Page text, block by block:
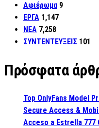
Αφιέρωμα 9
ΕΡΓΑ 1,147
ΝΕΑ 7,258
ΣΥΝΤΕΝΤΕΥΞΕΙΣ 101
Πρόσφατα
Top OnlyFans Model
Secure Access &
Acceso a Estrella 777